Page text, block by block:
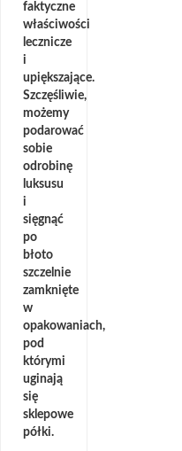
faktyczne
właściwości
lecznicze
i
upiększające.
Szczęśliwie,
możemy
podarować
sobie
odrobinę
luksusu
i
sięgnąć
po
błoto
szczelnie
zamknięte
w
opakowaniach,
pod
którymi
uginają
się
sklepowe
półki.